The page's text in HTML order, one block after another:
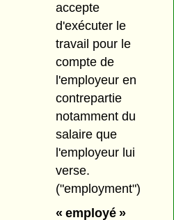
accepte
d'exécuter le
travail pour le
compte de
l'employeur en
contrepartie
notamment du
salaire que
l'employeur lui
verse.
("employment")
« employé »